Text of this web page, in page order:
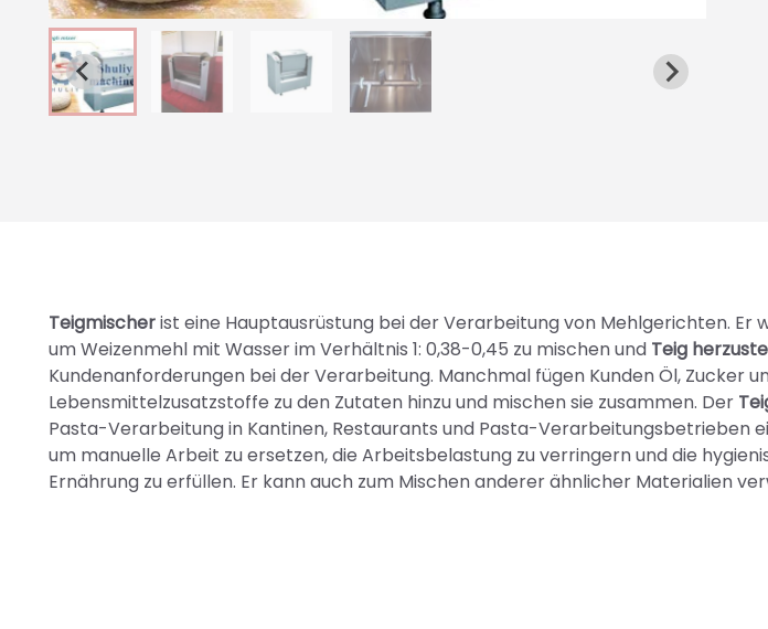
Teigmischerist eine Hauptausrüstung bei der Verarbeitung von Mehlgerichten. Er
um Weizenmehl mit Wasser im Verhältnis 1: 0,38-0,45 zu mischen und Teig
Kundenanforderungen bei der Verarbeitung. Manchmal fügen Kunden Öl, Zucker
Lebensmittelzusatzstoffe zu den Zutaten hinzu und mischen sie zusammen. Der
Pasta-Verarbeitung in Kantinen, Restaurants und Pasta-Verarbeitungsbetrieben
um manuelle Arbeit zu ersetzen, die Arbeitsbelastung zu verringern und die
Ernährung zu erfüllen. Er kann auch zum Mischen anderer ähnlicher Materialien